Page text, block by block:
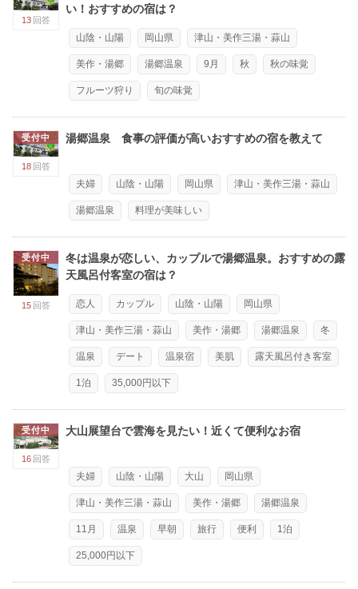
13 回答
い！おすすめの宿は？
山陰・山陽 岡山県 津山・美作三湯・蒜山
美作・湯郷 湯郷温泉 9月 秋 秋の味覚
フルーツ狩り 旬の味覚
受付中
18 回答
湯郷温泉 食事の評価が高いおすすめの宿を教えて
夫婦 山陰・山陽 岡山県 津山・美作三湯・蒜山
湯郷温泉 料理が美味しい
受付中
15 回答
冬は温泉が恋しい、カップルで湯郷温泉。おすすめの露
天風呂付客室の宿は？
恋人 カップル 山陰・山陽 岡山県
津山・美作三湯・蒜山 美作・湯郷 湯郷温泉 冬
温泉 デート 温泉宿 美肌 露天風呂付き客室
1泊 35,000円以下
受付中
16 回答
大山展望台で雲海を見たい！近くて便利なお宿
夫婦 山陰・山陽 大山 岡山県
津山・美作三湯・蒜山 美作・湯郷 湯郷温泉
11月 温泉 早朝 旅行 便利 1泊
25,000円以下